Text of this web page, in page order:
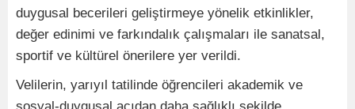
duygusal becerileri geliştirmeye yönelik etkinlikler,
değer edinimi ve farkındalık çalışmaları ile sanatsal,
sportif ve kültürel önerilere yer verildi.
Velilerin, yarıyıl tatilinde öğrencileri akademik ve